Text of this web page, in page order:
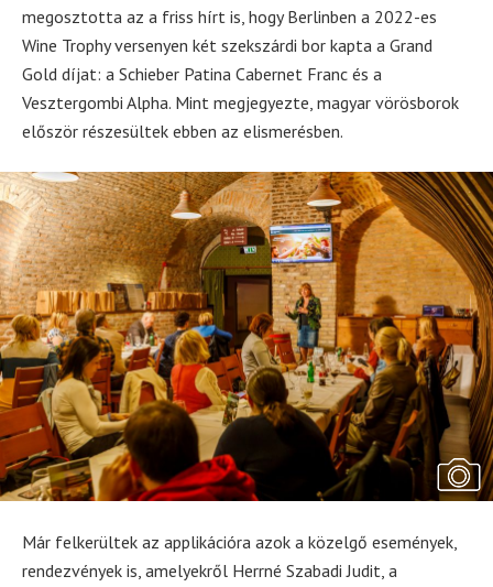
megosztotta az a friss hírt is, hogy Berlinben a 2022-es
Wine Trophy versenyen két szekszárdi bor kapta a Grand
Gold díjat: a Schieber Patina Cabernet Franc és a
Vesztergombi Alpha. Mint megjegyezte, magyar vörösborok
először részesültek ebben az elismerésben.
Már felkerültek az applikációra azok a közelgő események,
rendezvények is, amelyekről Herrné Szabadi Judit, a